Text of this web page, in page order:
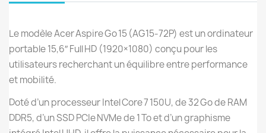
Le modèle Acer Aspire Go 15 (AG15‑72P) est un ordinateur
portable 15,6″ Full HD (1920×1080) conçu pour les
utilisateurs recherchant un équilibre entre performance
et mobilité.
Doté d’un processeur Intel Core 7 150U, de 32 Go de RAM
DDR5, d’un SSD PCIe NVMe de 1 To et d’un graphisme